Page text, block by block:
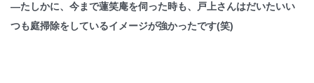
—たしかに、今まで蓮笑庵を伺った時も、戸上さんはだいたいい
つも庭掃除をしているイメージが強かったです(笑)